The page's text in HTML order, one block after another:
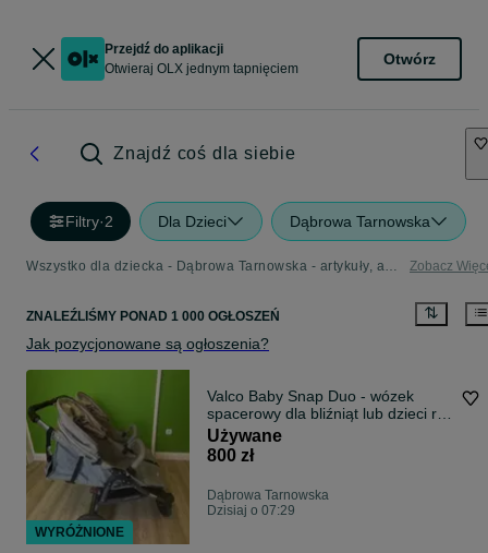
Przejdź do aplikacji
Otwieraj OLX jednym tapnięciem
Otwórz
Znajdź coś dla siebie
Filtry·2 Dla Dzieci Dąbrowa Tarnowska
Wszystko dla dziecka - Dąbrowa Tarnowska - artykuły, akcesoria i zabawki dla dzieci w Twojej okolicy Zobacz
ZNALEŹLIŚMY PONAD 1 000 OGŁOSZEŃ
Jak pozycjonowane są ogłoszenia?
Valco Baby Snap Duo - wózek
spacerowy dla bliźniąt lub dzieci rok
po roku - stan do
Używane
800 zł
Dąbrowa Tarnowska
Dzisiaj o 07:29
WYRÓŻNIONE